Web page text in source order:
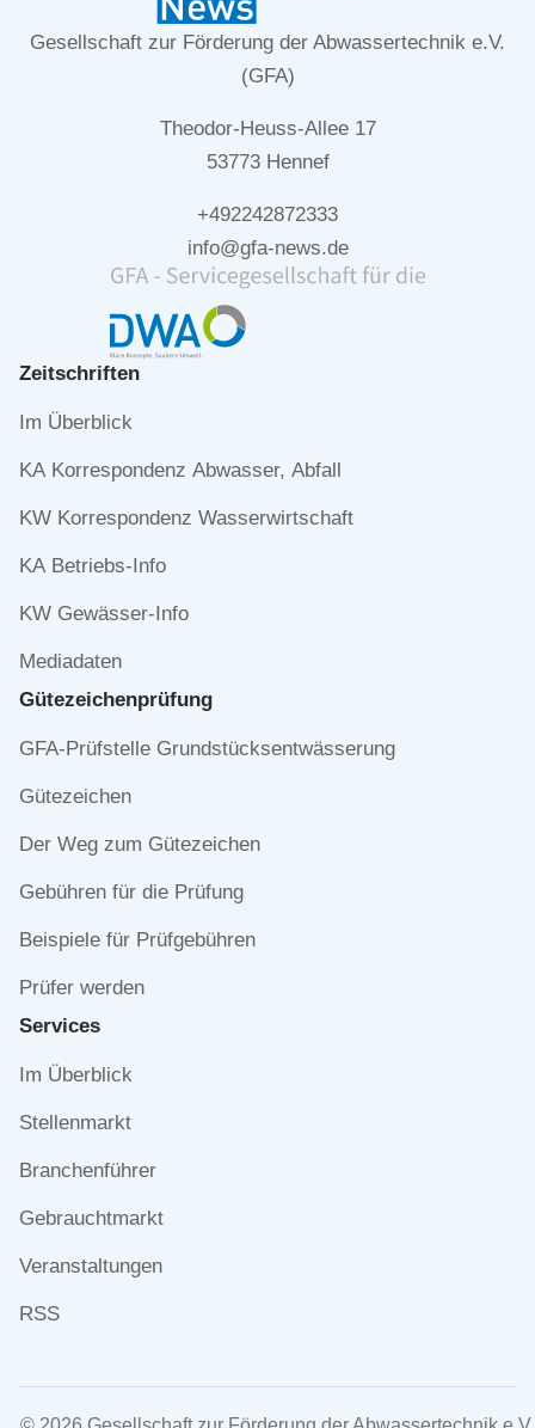
Gesellschaft zur Förderung der Abwassertechnik e.V.
(GFA)
Theodor-Heuss-Allee 17
53773 Hennef
+492242872333
info@gfa-news.de
Zeitschriften
Navigation
Im Überblick
KA Korrespondenz Abwasser, Abfall
KW Korrespondenz Wasserwirtschaft
KA Betriebs-Info
KW Gewässer-Info
Mediadaten
Gütezeichen­prüfung
Navigation
GFA-Prüfstelle Grundstücksentwässerung
Gütezeichen
Der Weg zum Gütezeichen
Gebühren für die Prüfung
Beispiele für Prüfgebühren
Prüfer werden
Services
Navigation
Im Überblick
Stellenmarkt
Branchenführer
Gebrauchtmarkt
Veranstaltungen
RSS